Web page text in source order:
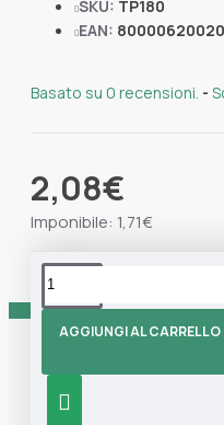
SKU: TP180
EAN:
Basato su 0 recensioni. -
2,08€
Imponibile: 1,71€
AGGIUNGI AL CARRELLO
Tag: spazzola
Informazioni